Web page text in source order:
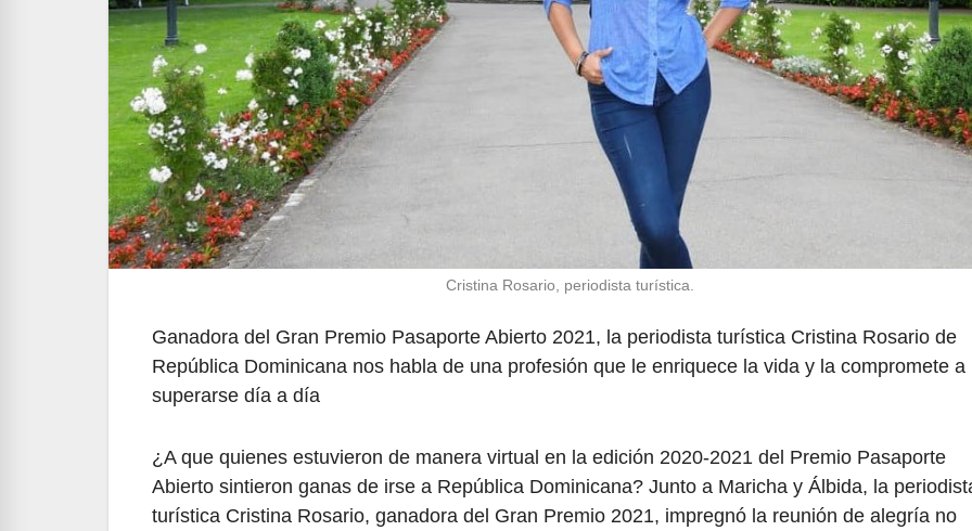
Cristina Rosario, periodista turística.
Ganadora del Gran Premio Pasaporte Abierto 2021, la periodista turística Cristina Rosario de
República Dominicana nos habla de una profesión que le enriquece la vida y la compromete a
superarse día a día
¿A que quienes estuvieron de manera virtual en la edición 2020-2021 del Premio Pasaporte
Abierto sintieron ganas de irse a República Dominicana? Junto a Maricha y Álbida, la
turística Cristina Rosario, ganadora del Gran Premio 2021, impregnó la reunión de alegría no